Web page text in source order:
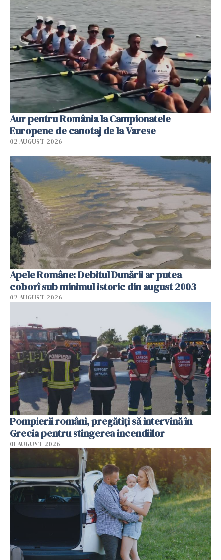
Aur pentru România la Campionatele
Europene de canotaj de la Varese
02 AUGUST 2026
Apele Române: Debitul Dunării ar putea
coborî sub minimul istoric din august 2003
02 AUGUST 2026
Pompierii români, pregătiţi să intervină în
Grecia pentru stingerea incendiilor
01 AUGUST 2026